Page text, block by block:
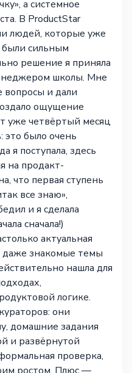
а системное
В ProductStar
людей, которые уже
были сильным
решение я приняла
школы. Мне
вопросы и дали
ощущение
уже четвёртый месяц
это было очень
я поступала, здесь
на продакт-
что первая ступень
все знаю»,
и я сделала
сначала!)
актуальная
даже знакомые темы
нашла для
логике.
они
домашние задания
и развёрнутой
проверка,
ростом. Плюс —